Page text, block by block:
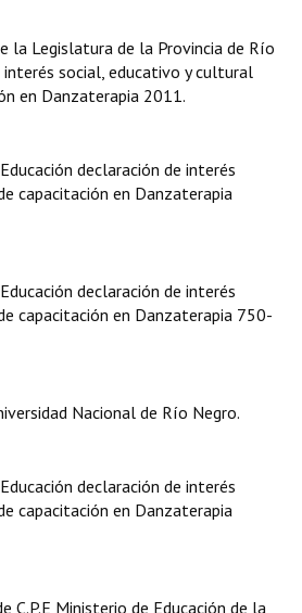
Registro
la Legislatura de la Provincia de Río
interés social, educativo y cultural
en Danzaterapia 2011.
declaración de interés
capacitación en Danzaterapia
declaración de interés
capacitación en Danzaterapia 750-
Nacional de Río Negro.
declaración de interés
capacitación en Danzaterapia
C.P.E Ministerio de Educación de la